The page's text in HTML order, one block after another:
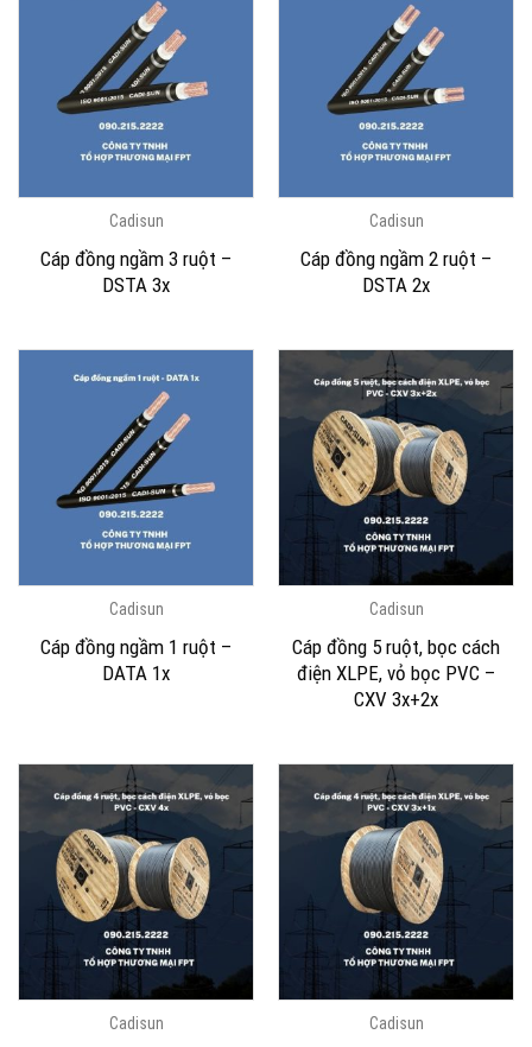
Cadisun
Cáp đồng ngầm 3 ruột –
DSTA 3x
Cadisun
Cáp đồng ngầm 2 ruột –
DSTA 2x
Cadisun
Cáp đồng ngầm 1 ruột –
DATA 1x
Cadisun
Cáp đồng 5 ruột, bọc cách
điện XLPE, vỏ bọc PVC –
CXV 3x+2x
Cadisun Cadisun